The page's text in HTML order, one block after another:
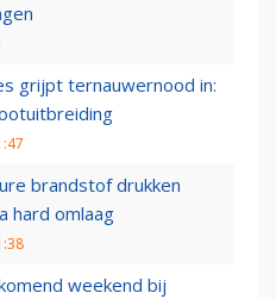
grijpt ternauwernood in:
brandstof drukken
hard omlaag
weekend bij